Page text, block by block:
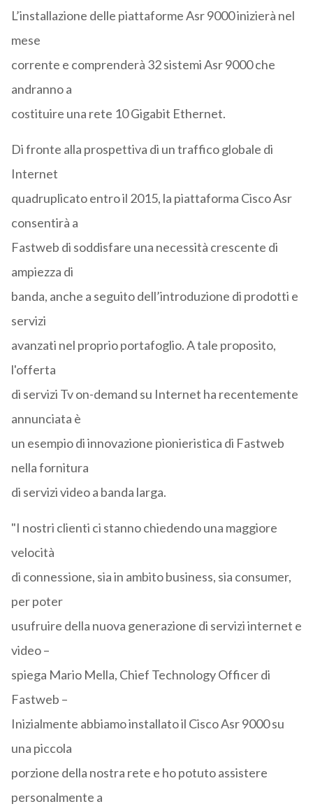
L’installazione delle piattaforme Asr 9000 inizierà nel
mese
corrente e comprenderà 32 sistemi Asr 9000 che
andranno a
costituire una rete 10 Gigabit Ethernet.
Di fronte alla prospettiva di un traffico globale di
Internet
quadruplicato entro il 2015, la piattaforma Cisco Asr
consentirà a
Fastweb di soddisfare una necessità crescente di
ampiezza di
banda, anche a seguito dell’introduzione di prodotti e
servizi
avanzati nel proprio portafoglio. A tale proposito,
l'offerta
di servizi Tv on-demand su Internet ha recentemente
annunciata è
un esempio di innovazione pionieristica di Fastweb
nella fornitura
di servizi video a banda larga.
"I nostri clienti ci stanno chiedendo una maggiore
velocità
di connessione, sia in ambito business, sia consumer,
per poter
usufruire della nuova generazione di servizi internet e
video –
spiega Mario Mella, Chief Technology Officer di
Fastweb –
Inizialmente abbiamo installato il Cisco Asr 9000 su
una piccola
porzione della nostra rete e ho potuto assistere
personalmente a